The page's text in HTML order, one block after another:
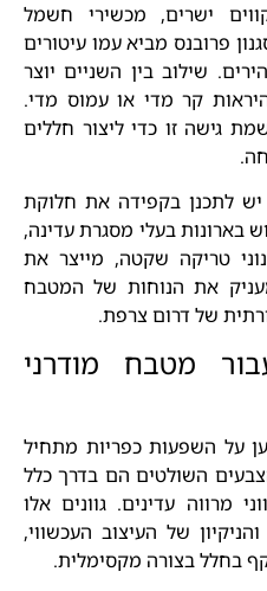
ישרים, מכשירי חשמל
פרובנס מביא עמו עיטורים
שילוב בין השניים יוצר
קר מדי או עמוס מדי.
גישה זו כדי ליצור חללים
לתכנן בקפידה את חלוקת
בארונות בעלי מסגרת עדינה,
טריקה שקטה, מייצר את
את הנוחות של המטבח
של דרום צרפת.
מטבח מודרני
על השפעות כפריות מתחיל
השולטים הם בדרך כלל
מרווה עדינים. גוונים אלו
של העיצוב העכשווי,
בחלל בצורה מקסימלית.